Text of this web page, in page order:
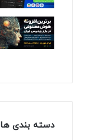
دسته بندی ها